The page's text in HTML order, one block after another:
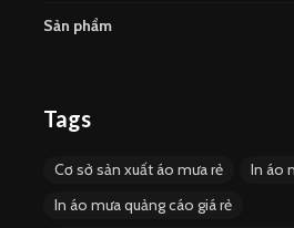
Sản phẩm
Tags
Cơ sở sản xuất áo mưa rẻ
In áo
In áo mưa quảng cáo giá rẻ